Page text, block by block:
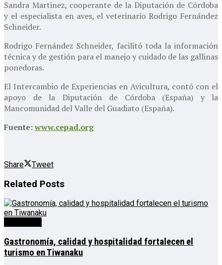
Sandra Martinez, cooperante de la Diputación de Córdoba
y el especialista en aves, el veterinario Rodrigo Fernández
Schneider.
Rodrigo Fernández Schneider, facilitó toda la información
técnica y de gestión para el manejo y cuidado de las gallinas
ponedoras.
El Intercambio de Experiencias en Avicultura, contó con el
apoyo de la Diputación de Córdoba (España) y la
Mancomunidad del Valle del Guadiato (España).
Fuente:www.cepad.org
Share Tweet
Related Posts
Gastronomía, calidad y hospitalidad fortalecen el
turismo en Tiwanaku